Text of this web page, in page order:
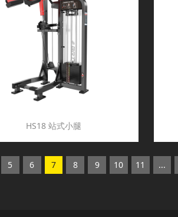
HS18 站式小腿
5 6 7 8 9 10 11 ...